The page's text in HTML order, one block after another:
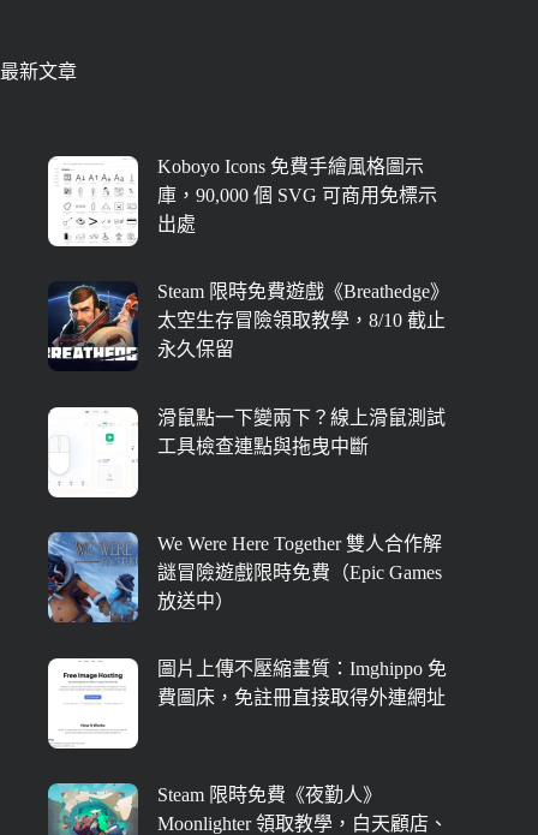
最新文章
Koboyo Icons 免費手繪風格圖示
庫，90,000 個 SVG 可商用免標示
出處
Steam 限時免費遊戲《Breathedge》
太空生存冒險領取教學，8/10 截止
永久保留
滑鼠點一下變兩下？線上滑鼠測試
工具檢查連點與拖曳中斷
We Were Here Together 雙人合作解
謎冒險遊戲限時免費（Epic Games
放送中）
圖片上傳不壓縮畫質：Imghippo 免
費圖床，免註冊直接取得外連網址
Steam 限時免費《夜勤人》
Moonlighter 領取教學，白天顧店、